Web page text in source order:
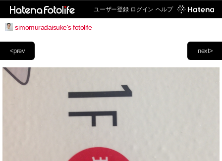
ユーザー登録 ログイン ヘルプ
simomuradaisuke's fotolife
next>
<prev